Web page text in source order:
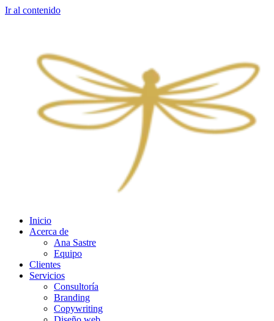
Ir al contenido
Inicio
Acerca de
Ana Sastre
Equipo
Clientes
Servicios
Consultoría
Branding
Copywriting